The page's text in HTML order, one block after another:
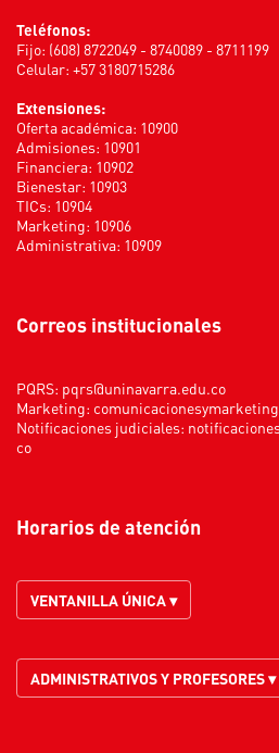
Teléfonos:
Fijo: (608) 8722049 - 8740089 - 8711199
Celular: +57 3180715286
Extensiones:
Oferta académica: 10900
Admisiones: 10901
Financiera: 10902
Bienestar: 10903
TICs: 10904
Marketing: 10906
Administrativa: 10909
Correos institucionales
PQRS: pqrs@uninavarra.edu.co
Marketing:
Notificaciones judiciales:
co
Horarios de atención
VENTANILLA ÚNICA ▾
ADMINISTRATIVOS Y PROFESORES ▾